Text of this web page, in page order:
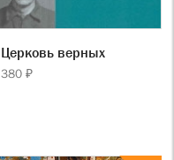
Церковь верных
380 ₽